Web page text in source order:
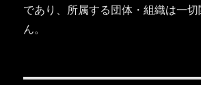
であり、所属する団体・組織は一
ん。